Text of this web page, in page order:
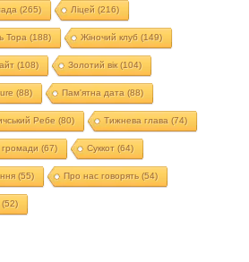
(265) Ліцей (216)
Тора (188) Жіночий клуб (149)
(108) Золотий вік(104)
(88) Пам'ятна дата (88)
Ребе (80) Тижнева глава (74)
громади (67) Суккот (64)
(55) Про нас говорять (54)
(52)